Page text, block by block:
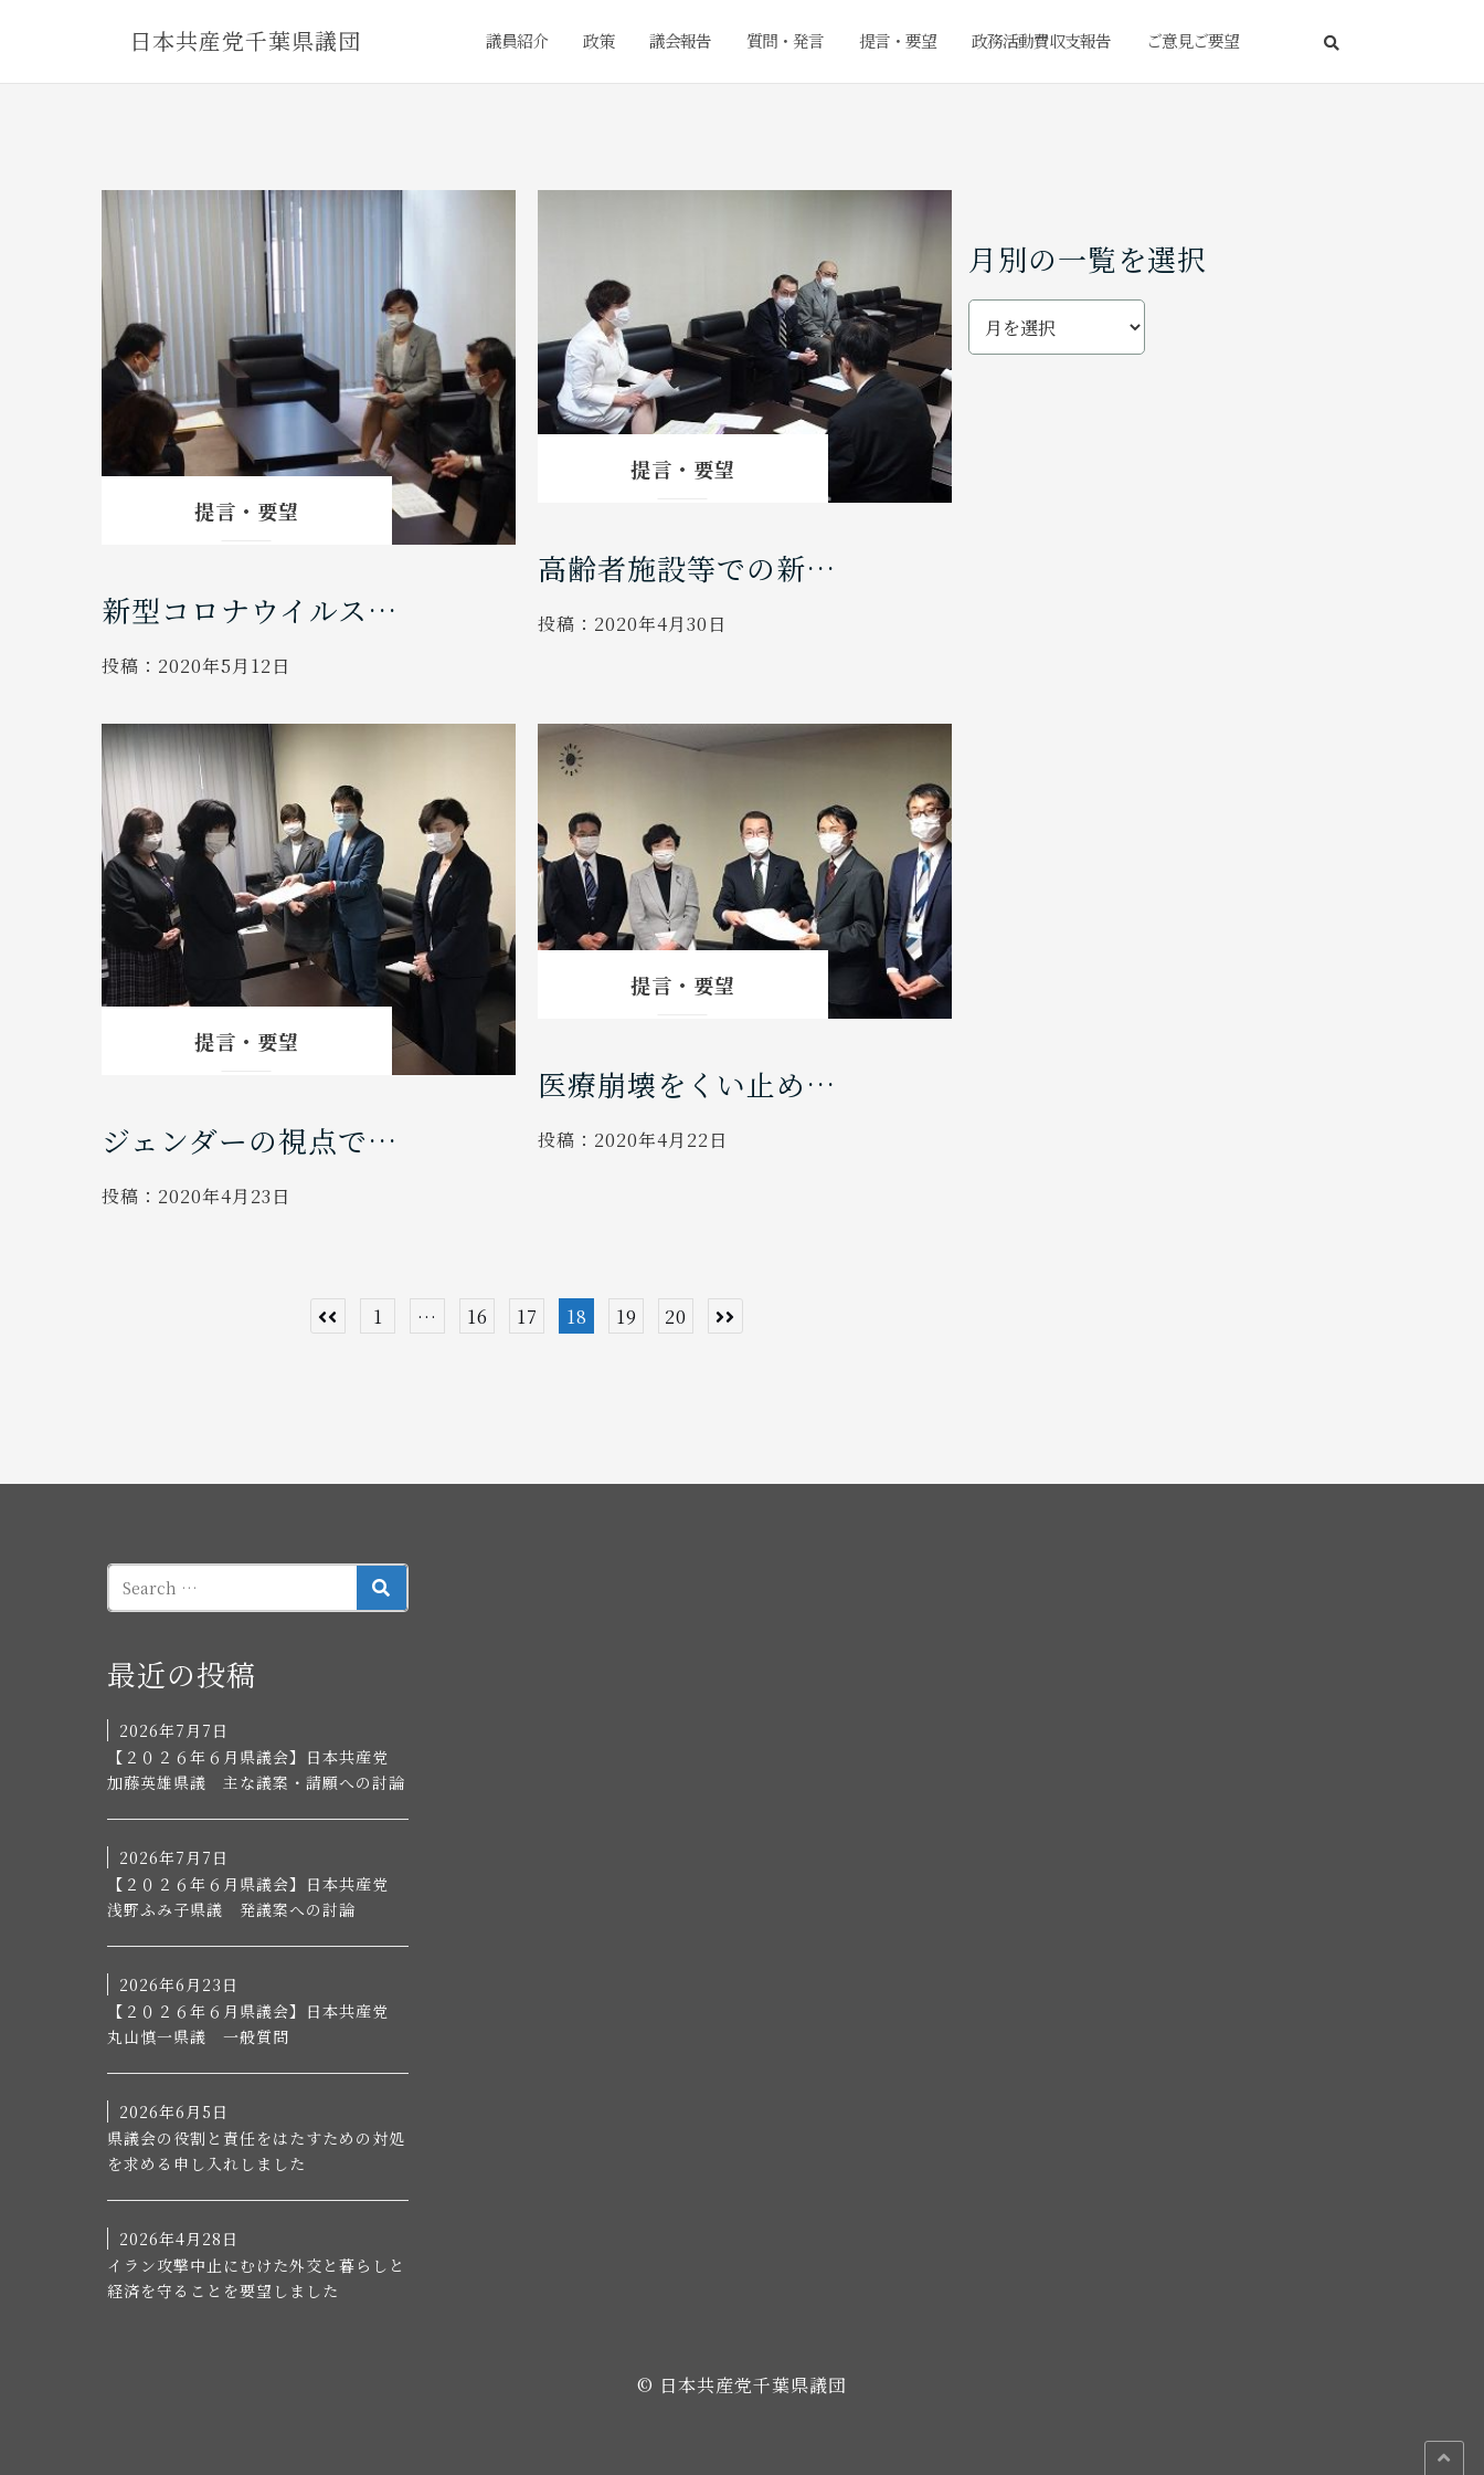
日本共産党千葉県議団 議員紹介 政策 議会報告 質問・発言 提言・要望 政務活動費収支報告 ご意見ご要望
提言・要望
新型コロナウイルス…
投稿： 2020年5月12日
提言・要望
高齢者施設等での新…
投稿： 2020年4月30日
提言・要望
ジェンダーの視点で…
投稿： 2020年4月23日
提言・要望
医療崩壊をくい止め…
投稿： 2020年4月22日
投
ジ
り
1 … 16 17 18 19 20
月別の一覧を選択
SEARCH
最近の投稿
2026年7月7日
【２０２６年６月県議会】日本共産党
加藤英雄県議 主な議案・請願への討論
2026年7月7日
【２０２６年６月県議会】日本共産党
浅野ふみ子県議 発議案への討論
2026年6月23日
【２０２６年６月県議会】日本共産党
丸山慎一県議 一般質問
2026年6月5日
県議会の役割と責任をはたすための対処
を求める申し入れしました
2026年4月28日
イラン攻撃中止にむけた外交と暮らしと
経済を守ることを要望しました
© 日本共産党千葉県議団